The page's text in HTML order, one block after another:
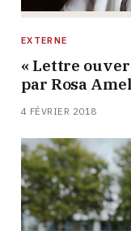
EXTERNE
« Lettre
par Rosa
4 FÉVRIER 2018